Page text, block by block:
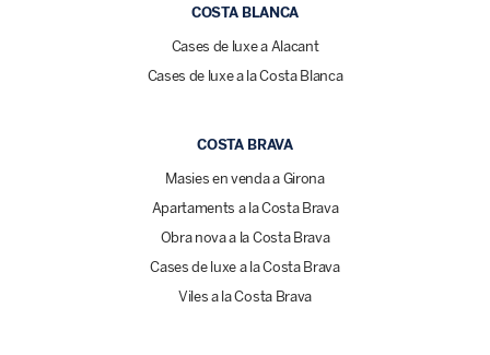
COSTA BLANCA
Cases de luxe a Alacant
Cases de luxe a la Costa Blanca
COSTA BRAVA
Masies en venda a Girona
Apartaments a la Costa Brava
Obra nova a la Costa Brava
Cases de luxe a la Costa Brava
Viles a la Costa Brava